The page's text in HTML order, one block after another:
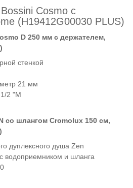
Cosmo с
(H19412G00030 PLUS)
D 250 мм с держателем,
стенкой
21 мм
2 "M
со шлангом Cromolux 150 см,
дуплексного душа Zen
водоприемником и шланга